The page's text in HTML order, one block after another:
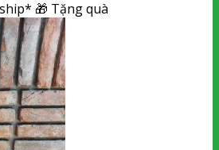
🎁 Tặng quà